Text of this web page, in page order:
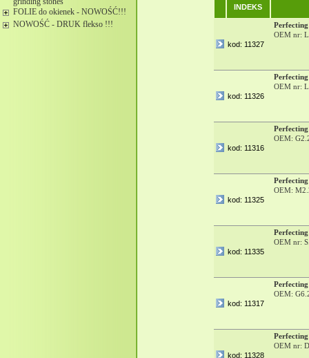
FOLIE do okienek - NOWOŚĆ!!!
NOWOŚĆ - DRUK flekso !!!
INDEKS
kod: 11327
Perfecting
OEM nr:
kod: 11326
Perfecting
OEM nr:
kod: 11316
Perfecting
OEM:
kod: 11325
Perfecting
OEM:
kod: 11335
Perfecting
OEM nr:
kod: 11317
Perfecting
OEM:
kod: 11328
Perfecting
OEM nr: